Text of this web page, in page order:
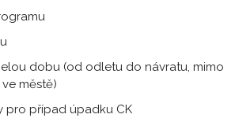
dobu (od odletu do návratu, mimo
městě)
pro případ úpadku CK